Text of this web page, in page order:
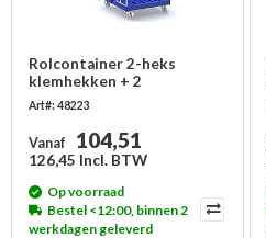
Rolcontainer 2-heks
klemhekken + 2
spanbanden,
810x720x1680mm
Art#: 48223
Vanaf 104,51
126,45 Incl. BTW
Op voorraad
Bestel <12:00, binnen 2
werkdagen geleverd